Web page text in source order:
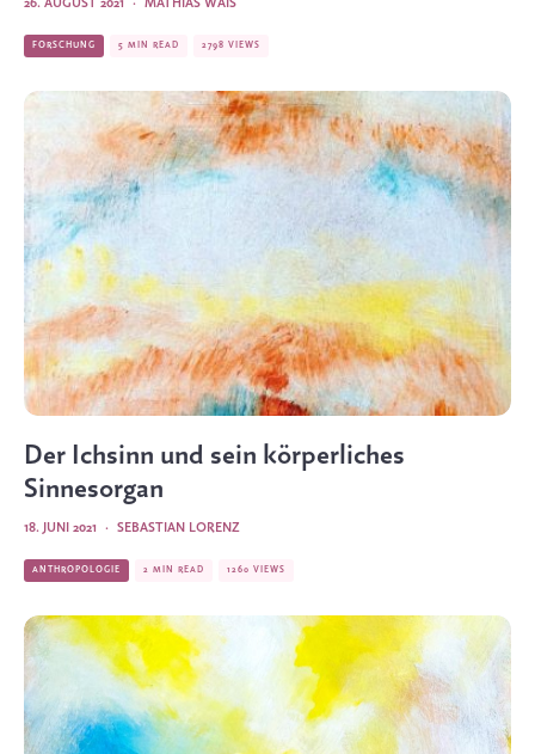
MATHIAS WAIS
·
26. AUGUST 2021
FORSCHUNG 5 MIN READ 2798 VIEWS
Der Ichsinn und sein körperliches
Sinnesorgan
SEBASTIAN LORENZ
·
18. JUNI 2021
ANTHROPOLOGIE 2 MIN READ 1260 VIEWS